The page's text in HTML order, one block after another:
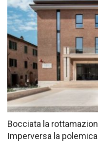
Bocciata la
Imperversa la polemica